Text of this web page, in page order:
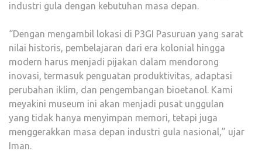
industri gula dengan kebutuhan masa depan.
“Dengan mengambil lokasi di P3GI Pasuruan yang sarat
nilai historis, pembelajaran dari era kolonial hingga
modern harus menjadi pijakan dalam mendorong
inovasi, termasuk penguatan produktivitas, adaptasi
perubahan iklim, dan pengembangan bioetanol. Kami
meyakini museum ini akan menjadi pusat unggulan
yang tidak hanya menyimpan memori, tetapi juga
menggerakkan masa depan industri gula nasional,” ujar
Iman.